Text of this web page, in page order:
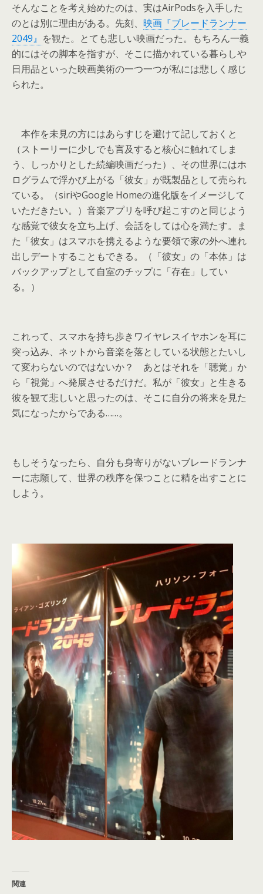
そんなことを考え始めたのは、実はAirPodsを入手した
のとは別に理由がある。先刻、 映画『ブレードランナー
2049』 を観た。とても悲しい映画だった。もちろん一義
的にはその脚本を指すが、そこに描かれている暮らしや
日用品といった映画美術の一つ一つが私には悲しく感じ
られた。
本作を未見の方にはあらすじを避けて記しておくと
（ストーリーに少しでも言及すると核心に触れてしま
う、しっかりとした続編映画だった）、その世界にはホ
ログラムで浮かび上がる「彼女」が既製品として売られ
ている。（siriやGoogle Homeの進化版をイメージして
いただきたい。）音楽アプリを呼び起こすのと同じよう
な感覚で彼女を立ち上げ、会話をしては心を満たす。ま
た「彼女」はスマホを携えるような要領で家の外へ連れ
出しデートすることもできる。（「彼女」の「本体」は
バックアップとして自室のチップに「存在」してい
る。）
これって、スマホを持ち歩きワイヤレスイヤホンを耳に
突っ込み、ネットから音楽を落としている状態とたいし
て変わらないのではないか？ あとはそれを「聴覚」か
ら「視覚」へ発展させるだけだ。私が「彼女」と生きる
彼を観て悲しいと思ったのは、そこに自分の将来を見た
気になったからである……。
もしそうなったら、自分も身寄りがないブレードランナ
ーに志願して、世界の秩序を保つことに精を出すことに
しよう。
関連